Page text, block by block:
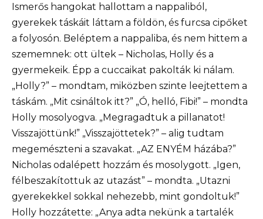
Ismerős hangokat hallottam a nappaliból,
gyerekek táskáit láttam a földön, és furcsa cipőket
a folyosón. Beléptem a nappaliba, és nem hittem a
szememnek: ott ültek – Nicholas, Holly és a
gyermekeik. Épp a cuccaikat pakolták ki nálam.
„Holly?” – mondtam, miközben szinte leejtettem a
táskám. „Mit csináltok itt?” „Ó, helló, Fibi!” – mondta
Holly mosolyogva. „Megragadtuk a pillanatot!
Visszajöttünk!” „Visszajöttetek?” – alig tudtam
megemészteni a szavakat. „AZ ENYÉM házába?”
Nicholas odalépett hozzám és mosolygott. „Igen,
félbeszakítottuk az utazást” – mondta. „Utazni
gyerekekkel sokkal nehezebb, mint gondoltuk!”
Holly hozzátette: „Anya adta nekünk a tartalék